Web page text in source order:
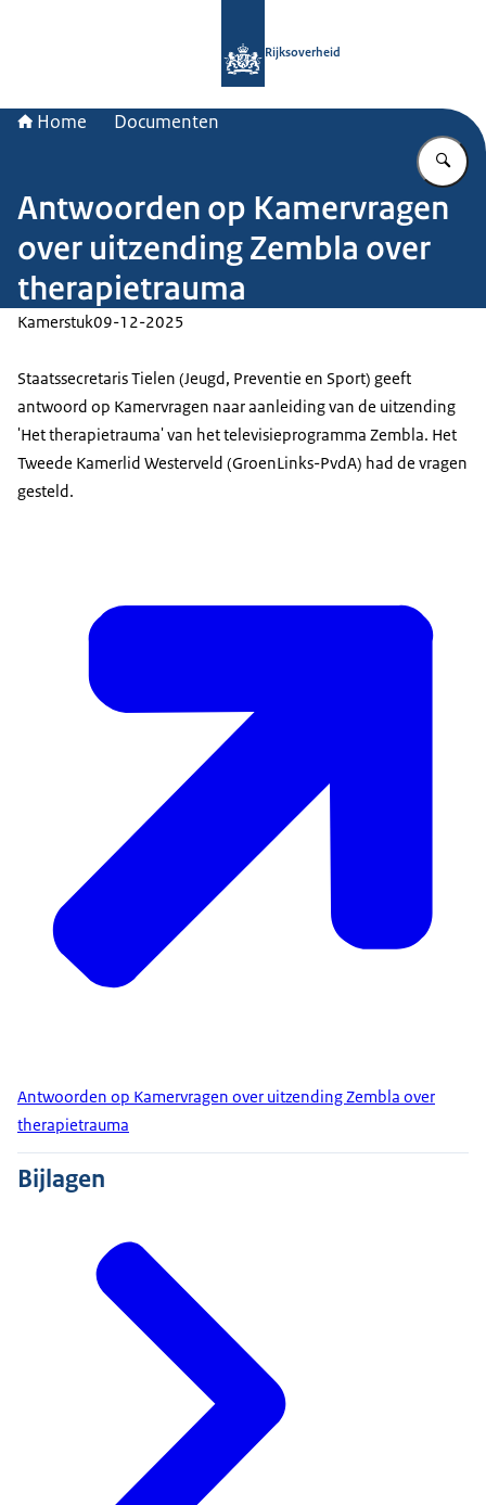
Rijksoverheid
Home Documenten
Antwoorden op Kamervragen
over uitzending Zembla over
therapietrauma
Kamerstuk09-12-2025
Staatssecretaris Tielen (Jeugd, Preventie en Sport) geeft
antwoord op Kamervragen naar aanleiding van de uitzending
'Het therapietrauma' van het televisieprogramma Zembla. Het
Tweede Kamerlid Westerveld (GroenLinks-PvdA) had de vragen
gesteld.
Antwoorden op Kamervragen over uitzending Zembla over
therapietrauma
Bijlagen